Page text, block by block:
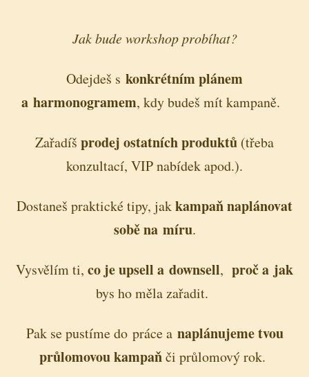
Jak bude workshop probíhat?
Odejdeš s konkrétním plánem
a harmonogramem, kdy budeš mít kampaně.
Zařadíš prodej ostatních produktů (třeba
konzultací, VIP nabídek apod.).
Dostaneš praktické tipy, jakkampaň naplánovat
sobě na míru.
Vysvělím ti, co je upsell a downsell, proč a jak
bys ho měla zařadit.
Pak se pustíme do práce a naplánujeme tvou
průlomovou kampaňči průlomový rok.